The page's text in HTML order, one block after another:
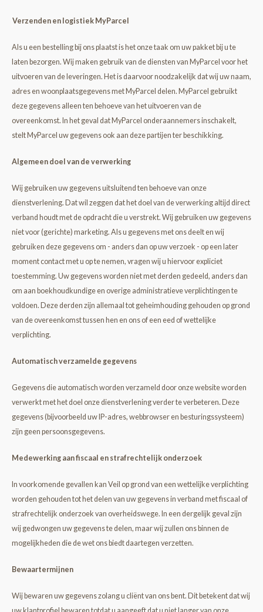
Verzenden en logistiek MyParcel
Als u een bestelling bij ons plaatst is het onze taak om uw pakket bij u te
laten bezorgen. Wij maken gebruik van de diensten van MyParcel voor het
uitvoeren van de leveringen. Het is daarvoor noodzakelijk dat wij uw naam,
adres en woonplaatsgegevens met MyParcel delen. MyParcel gebruikt
deze gegevens alleen ten behoeve van het uitvoeren van de
overeenkomst. In het geval dat MyParcel onderaannemers inschakelt,
stelt MyParcel uw gegevens ook aan deze partijen ter beschikking.
Algemeen doel van de verwerking
Wij gebruiken uw gegevens uitsluitend ten behoeve van onze
dienstverlening. Dat wil zeggen dat het doel van de verwerking altijd direct
verband houdt met de opdracht die u verstrekt. Wij gebruiken uw gegevens
niet voor (gerichte) marketing. Als u gegevens met ons deelt en wij
gebruiken deze gegevens om - anders dan op uw verzoek - op een later
moment contact met u op te nemen, vragen wij u hiervoor expliciet
toestemming. Uw gegevens worden niet met derden gedeeld, anders dan
om aan boekhoudkundige en overige administratieve verplichtingen te
voldoen. Deze derden zijn allemaal tot geheimhouding gehouden op grond
van de overeenkomst tussen hen en ons of een eed of wettelijke
verplichting.
Automatisch verzamelde gegevens
Gegevens die automatisch worden verzameld door onze website worden
verwerkt met het doel onze dienstverlening verder te verbeteren. Deze
gegevens (bijvoorbeeld uw IP-adres, webbrowser en besturingssysteem)
zijn geen persoonsgegevens.
Medewerking aan fiscaal en strafrechtelijk onderzoek
In voorkomende gevallen kan Veil op grond van een wettelijke verplichting
worden gehouden tot het delen van uw gegevens in verband met fiscaal of
strafrechtelijk onderzoek van overheidswege. In een dergelijk geval zijn
wij gedwongen uw gegevens te delen, maar wij zullen ons binnen de
mogelijkheden die de wet ons biedt daartegen verzetten.
Bewaartermijnen
Wij bewaren uw gegevens zolang u cliënt van ons bent. Dit betekent dat wij